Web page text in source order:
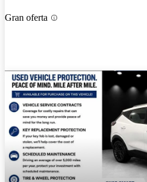
Gran oferta